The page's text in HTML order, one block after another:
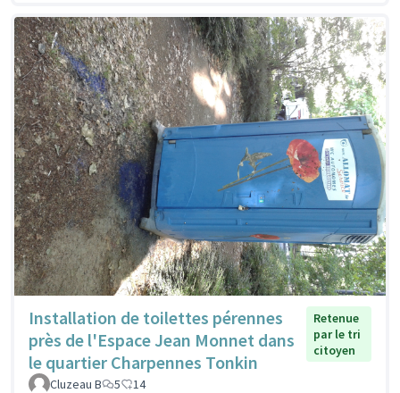
Installation de toilettes pérennes
près de l'Espace Jean Monnet dans
le quartier Charpennes Tonkin
Retenue
par le tri
citoyen
Cluzeau B 5 14